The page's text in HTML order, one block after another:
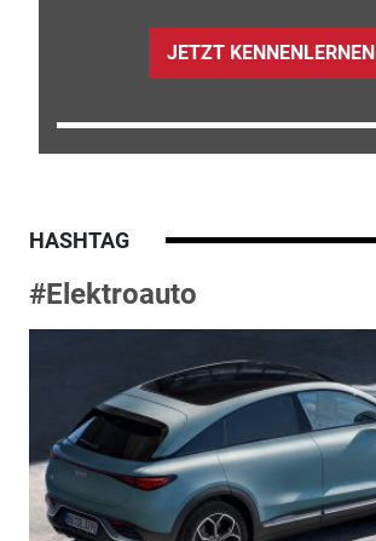
JETZT KENNENLERNEN
HASHTAG
#Elektroauto